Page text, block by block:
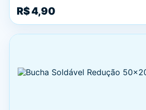
R$ 4,90